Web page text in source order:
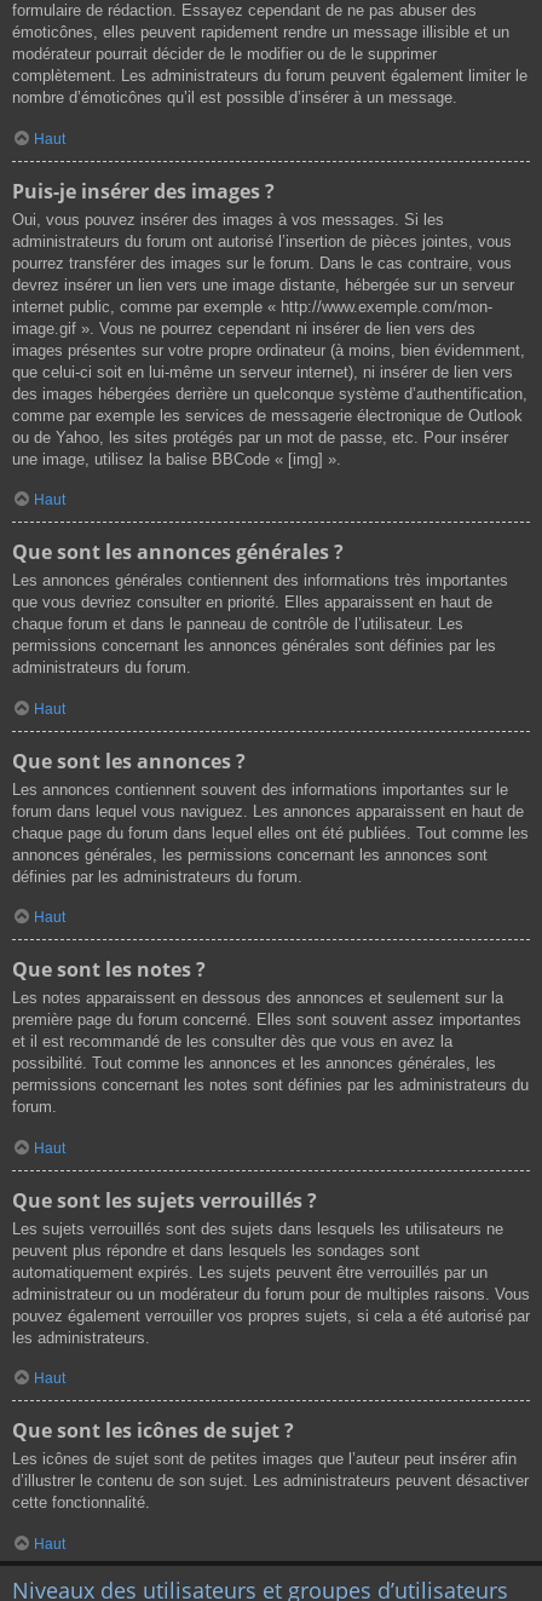
formulaire de rédaction. Essayez cependant de ne pas abuser des
émoticônes, elles peuvent rapidement rendre un message illisible et un
modérateur pourrait décider de le modifier ou de le supprimer
complètement. Les administrateurs du forum peuvent également limiter le
nombre d’émoticônes qu’il est possible d’insérer à un message.
Haut
Puis-je insérer des images ?
Oui, vous pouvez insérer des images à vos messages. Si les
administrateurs du forum ont autorisé l’insertion de pièces jointes, vous
pourrez transférer des images sur le forum. Dans le cas contraire, vous
devrez insérer un lien vers une image distante, hébergée sur un serveur
internet public, comme par exemple « http://www.exemple.com/mon-
image.gif ». Vous ne pourrez cependant ni insérer de lien vers des
images présentes sur votre propre ordinateur (à moins, bien évidemment,
que celui-ci soit en lui-même un serveur internet), ni insérer de lien vers
des images hébergées derrière un quelconque système d’authentification,
comme par exemple les services de messagerie électronique de Outlook
ou de Yahoo, les sites protégés par un mot de passe, etc. Pour insérer
une image, utilisez la balise BBCode « [img] ».
Haut
Que sont les annonces générales ?
Les annonces générales contiennent des informations très importantes
que vous devriez consulter en priorité. Elles apparaissent en haut de
chaque forum et dans le panneau de contrôle de l’utilisateur. Les
permissions concernant les annonces générales sont définies par les
administrateurs du forum.
Haut
Que sont les annonces ?
Les annonces contiennent souvent des informations importantes sur le
forum dans lequel vous naviguez. Les annonces apparaissent en haut de
chaque page du forum dans lequel elles ont été publiées. Tout comme les
annonces générales, les permissions concernant les annonces sont
définies par les administrateurs du forum.
Haut
Que sont les notes ?
Les notes apparaissent en dessous des annonces et seulement sur la
première page du forum concerné. Elles sont souvent assez importantes
et il est recommandé de les consulter dès que vous en avez la
possibilité. Tout comme les annonces et les annonces générales, les
permissions concernant les notes sont définies par les administrateurs du
forum.
Haut
Que sont les sujets verrouillés ?
Les sujets verrouillés sont des sujets dans lesquels les utilisateurs ne
peuvent plus répondre et dans lesquels les sondages sont
automatiquement expirés. Les sujets peuvent être verrouillés par un
administrateur ou un modérateur du forum pour de multiples raisons. Vous
pouvez également verrouiller vos propres sujets, si cela a été autorisé par
les administrateurs.
Haut
Que sont les icônes de sujet ?
Les icônes de sujet sont de petites images que l’auteur peut insérer afin
d’illustrer le contenu de son sujet. Les administrateurs peuvent désactiver
cette fonctionnalité.
Haut
Niveaux des utilisateurs et groupes d’utilisateurs